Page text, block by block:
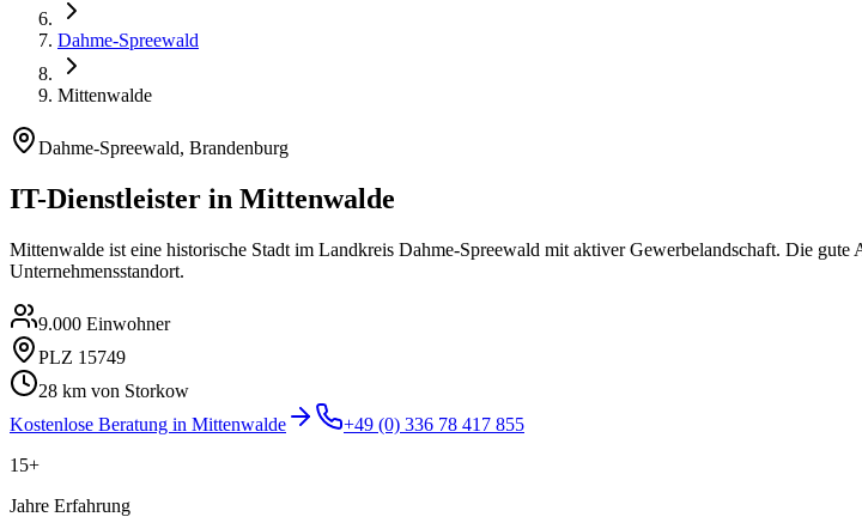
Dahme-Spreewald
Mittenwalde
Dahme-Spreewald, Brandenburg
IT-Dienstleister in Mittenwalde
Mittenwalde ist eine historische Stadt im Landkreis Dahme-Spreewald mit aktiver Gewerbelandschaft. Die
Unternehmensstandort.
9.000 Einwohner
PLZ 15749
28 km von Storkow
Kostenlose Beratung in Mittenwalde
+49 (0) 336 78 417 855
15+
Jahre Erfahrung